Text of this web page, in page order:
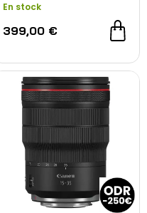
En stock
399,00 €